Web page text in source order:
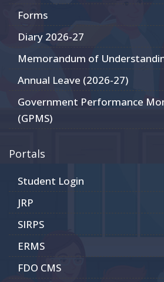
Forms
Diary 2026-27
Memorandum of
Annual Leave (2026-27)
Government Performance
(GPMS)
Portals
Student Login
JRP
SIRPS
ERMS
FDO CMS